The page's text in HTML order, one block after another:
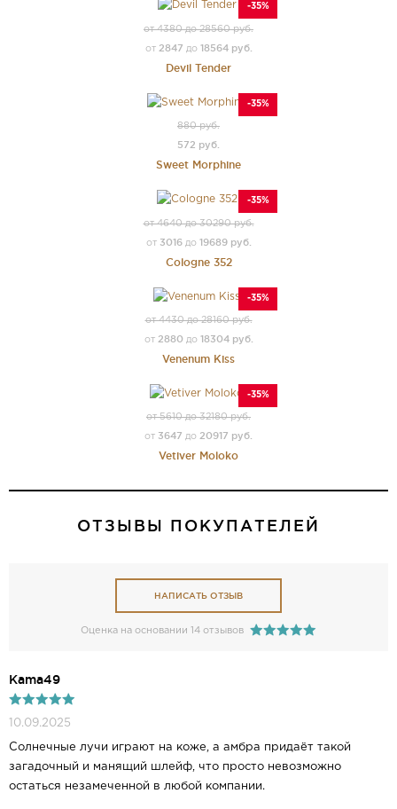
-35%
от 4380 до 28560 руб.
от 2847 до 18564 руб.
Devil Tender
-35%
880 руб.
572 руб.
Sweet Morphine
-35%
от 4640 до 30290 руб.
от 3016до 19689 руб.
Cologne 352
-35%
от 4430 до 28160 руб.
от 2880 до 18304 руб.
Venenum Kiss
-35%
от 5610 до 32180 руб.
от 3647 до 20917 руб.
Vetiver Moloko
ОТЗЫВЫ ПОКУПАТЕЛЕЙ
НАПИСАТЬ ОТЗЫВ
Оценка на основании 14 отзывов
Kama49
10.09.2025
Солнечные лучи играют на коже, а амбра придаёт такой
загадочный и манящий шлейф, что просто невозможно
остаться незамеченной в любой компании.